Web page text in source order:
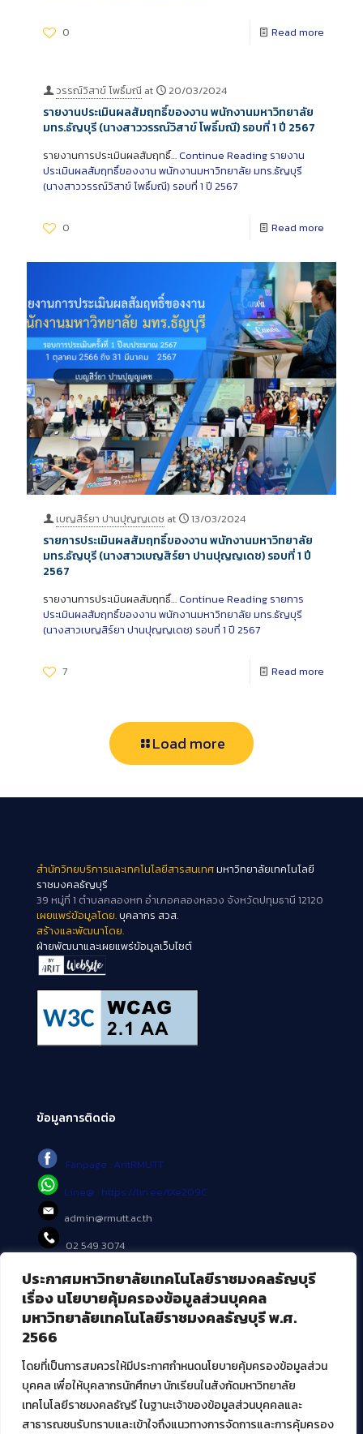
ประกาศมหาวิทยาลัยเทคโนโลยีราชมงคลธัญบุรี
เรื่อง นโยบายคุ้มครองข้อมูลส่วนบุคคล
มหาวิทยาลัยเทคโนโลยีราชมงคลธัญบุรี พ.ศ.
2566
โดยที่เป็นการสมควรให้มีประกาศกำหนดนโยบายคุ้มครองข้อมูลส่วน
บุคคล เพื่อให้บุคลากรนักศึกษา นักเรียนในสังกัดมหาวิทยาลัย
เทคโนโลยีราชมงคลธัญรี ในฐานะเจ้าของข้อมูลส่วนบุคคลและ
สาธารณชนรับทราบและเข้าใจถึงแนวทางการจัดการและการคุ้มครอง
0 Read more
วรรณ์วิสาข์ โพธิ์มณี at 20/03/2024
รายงานประเมินผลสัมฤทธิ์ของงาน พนักงานมหาวิทยาลัย
มทร.ธัญบุรี (นางสาววรรณ์วิสาข์ โพธิ์มณี) รอบที่ 1 ปี 2567
รายงานการประเมินผลสัมฤทธิ์… Continue Reading รายงาน
ประเมินผลสัมฤทธิ์ของงาน พนักงานมหาวิทยาลัย มทร.ธัญบุรี
(นางสาววรรณ์วิสาข์ โพธิ์มณี) รอบที่ 1 ปี 2567
0 Read more
เบญสิร์ยา ปานปุญญเดช at 13/03/2024
รายการประเมินผลสัมฤทธิ์ของงาน พนักงานมหาวิทยาลัย
มทร.ธัญบุรี (นางสาวเบญสิร์ยา ปานปุญญเดช) รอบที่ 1 ปี
2567
รายงานการประเมินผลสัมฤทธิ์… Continue Reading รายการ
ประเมินผลสัมฤทธิ์ของงาน พนักงานมหาวิทยาลัย มทร.ธัญบุรี
(นางสาวเบญสิร์ยา ปานปุญญเดช) รอบที่ 1 ปี 2567
7 Read more
Load more
สำนักวิทยบริการและเทคโนโลยีสารสนเทศมหาวิทยาลัยเทคโนโลยี
ราชมงคลธัญบุรี
39 หมู่ที่ 1 ตำบลคลองหก อำเภอคลองหลวง จังหวัดปทุมธานี 12120
เผยแพร่ข้อมูลโดย.บุคลากร สวส.
สร้างและพัฒนาโดย.
ฝ่ายพัฒนาและเผยแพร่ข้อมูลเว็บไซต์
ข้อมูลการติดต่อ
Fanpage : AritRMUTT
Line@ : https://lin.ee/tXe209C
admin@rmutt.ac.th
02 549 3074
บริการอื่นๆ ของ สวส.
ศูนย์สื่อดิจิทัล
ศูนย์นวัตกรรมและความรู้
สมัยใหม่ (MoSeC)